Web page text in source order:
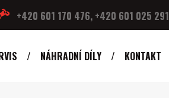
+420 601 170 476, +420 601 025 291
NÁHRADNÍ DÍLY KONTAKT